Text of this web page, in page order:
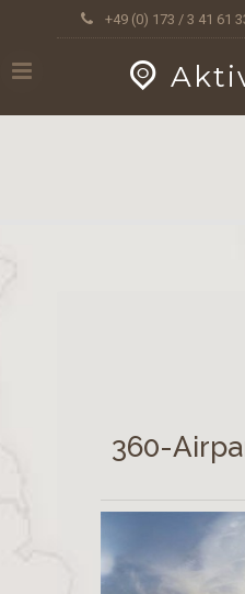
GEOPRESS|360
content
+49 (0) 173 / 3 41 61
360-